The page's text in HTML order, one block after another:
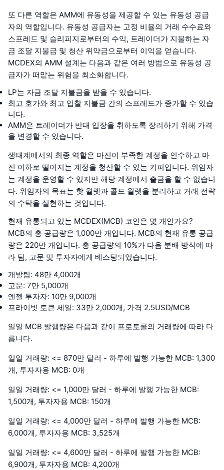
또 다른 역할은 AMM에 유동성을 제공할 수 있는 유동성 공급
자의 역할입니다. 유동성 공급자는 고정 비율의 거래 수수료와
스프레드 및 슬리피지로부터의 수익, 트레이더가 지불하는 자
금 조달 지불금 및 청산 위약금으로부터 이익을 얻습니다.
MCDEX의 AMM 설계는 다음과 같은 여러 방법으로 유동성 공
급자가 떠맡는 위험을 최소화합니다.
LP는 자금 조달 지불금을 받을 수 있습니다.
최고 호가와 최고 입찰 지불금 간의 스프레드가 증가할 수 있습
니다.
AMM은 트레이더가 반대 입장을 취하도록 장려하기 위해 가격
을 변경할 수 있습니다.
생태계에서의 최종 역할은 마진이 부족한 계정을 인수하고 마
진 이하로 떨어지는 계정을 청산할 수 있는 키퍼입니다. 위임자
는 계정을 운영할 수 있지만 해당 계정에서 출금을 할 수 없습니
다. 위임자의 목표는 핫 월렛과 콜드 월렛을 분리하고 거래 전략
의 수탁을 실현하는 것입니다.
현재 유통되고 있는 MCDEX(MCB) 코인은 몇 개인가요?
MCB의 총 공급량은 1,000만 개입니다. MCB의 현재 유통 공급
량은 220만 개입니다. 총 공급량의 10%가 다음 분배 방식에 따
라 팀, 고문 및 투자자에게 베스팅되었습니다.
개발팀: 48만 4,000개
고문: 7만 5,000개
엔젤 투자자: 10만 9,000개
프라이빗 토큰 세일: 33만 2,000개, 가격 2.5USD/MCB
일일 MCB 발행량은 다음과 같이 프로토콜의 거래량에 따라 다
릅니다.
일일 거래량: <= 870만 달러 - 하루에 발행 가능한 MCB: 1,300
개, 투자자용 MCB: 0개
일일 거래량: <= 1,000만 달러 - 하루에 발행 가능한 MCB:
1,500개, 투자자용 MCB: 150개
일일 거래량: <= 4,000만 달러 - 하루에 발행 가능한 MCB:
6,000개, 투자자용 MCB: 3,525개
일일 거래량: <= 4,600만 달러 - 하루에 발행 가능한 MCB:
6,900개, 투자자용 MCB: 4,200개